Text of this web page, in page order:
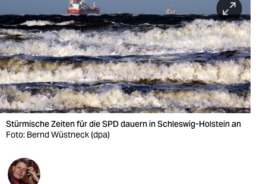
berlin
nord
wahrheit
verlag
verlag
shop
Stürmische Zeiten für die SPD dauern in Schleswig-Holstein an
Foto: Bernd Wüstneck (dpa)